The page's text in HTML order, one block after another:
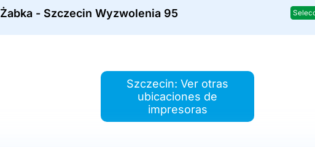
Żabka - Szczecin Wyzwolenia 95
Szczecin: Ver otras
ubicaciones de
impresoras